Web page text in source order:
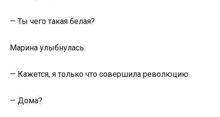
— Ты чего такая белая?
Марина улыбнулась.
— Кажется, я только что совершила революцию.
— Дома?